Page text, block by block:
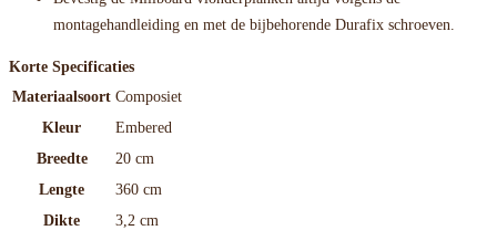
montagehandleiding en met de bijbehorende Durafix schroeven.
Korte Specificaties
Materiaalsoort Composiet
Kleur
Embered
Breedte
20 cm
Lengte
360 cm
Dikte
3,2 cm